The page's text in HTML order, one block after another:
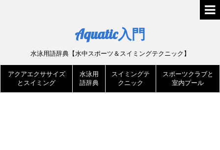
Aquatic入門
水泳用語辞典【水中スポーツ＆スイミングテクニック】
アクアエクササイズ
とスイミング
水泳用
語辞典
スイミングテ
クニック
スポーツクラブと
室内プール